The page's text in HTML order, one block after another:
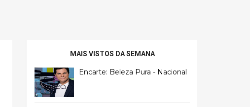
MAIS VISTOS DA SEMANA
Encarte: Beleza Pura - Nacional